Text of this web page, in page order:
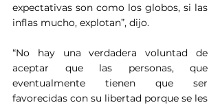
expectativas son como los globos, si las
inflas mucho, explotan”, dijo.
“No hay una verdadera voluntad de
aceptar que las personas, que
eventualmente tienen que ser
favorecidas con su libertad porque se les